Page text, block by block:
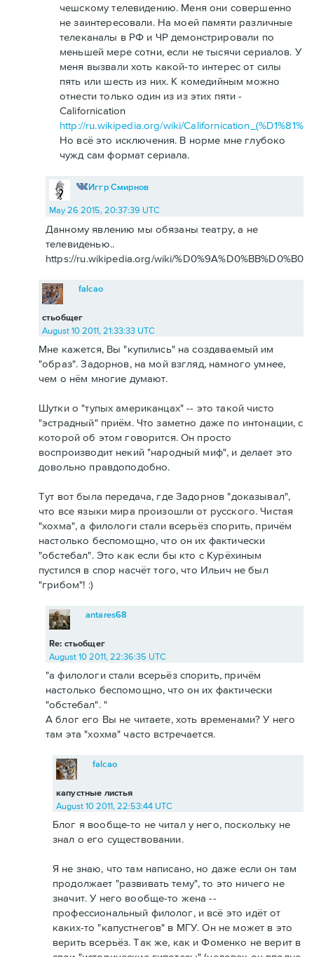
чешскому телевидению. Меня они совершенно
не заинтересовали. На моей памяти различные
телеканалы в РФ и ЧР демонстрировали по
меньшей мере сотни, если не тысячи сериалов. У
меня вызвали хоть какой-то интерес от силы
пять или шесть из них. К комедийным можно
отнести только один из из этих пяти -
Californication
http://ru.wikipedia.org/wiki/
Но всё это исключения. В норме мне глубоко
чужд сам формат сериала.
Иггр Смирнов
May 26 2015, 20:37:39 UTC
Данному явлению мы обязаны театру, а не
телевиденью..
https://ru.wikipedia.org/wiki/
стьобщег
falcao
August 10 2011, 21:33:33 UTC
Мне кажется, Вы "купились" на создаваемый им
"образ". Задорнов, на мой взгляд, намного умнее,
чем о нём многие думают.
Шутки о "тупых американцах" -- это такой чисто
"эстрадный" приём. Что заметно даже по интонации, с
которой об этом говорится. Он просто
воспроизводит некий "народный миф", и делает это
довольно правдоподобно.
Тут вот была передача, где Задорнов "доказывал",
что все языки мира произошли от русского. Чистая
"хохма", а филологи стали всерьёз спорить, причём
настолько беспомощно, что он их фактически
"обстебал". Это как если бы кто с Курёхиным
пустился в спор насчёт того, что Ильич не был
"грибом"! :)
Re: стьобщег
antares68
August 10 2011, 22:36:35 UTC
"а филологи стали всерьёз спорить, причём
настолько беспомощно, что он их фактически
"обстебал". "
А блог его Вы не читаете, хоть временами? У него
там эта "хохма" часто встречается.
капустные листья
falcao
August 10 2011, 22:53:44 UTC
Блог я вообще-то не читал у него, поскольку не
знал о его существовании.
Я не знаю, что там написано, но даже если он там
продолжает "развивать тему", то это ничего не
значит. У него вообще-то жена --
профессиональный филолог, и всё это идёт от
каких-то "капустнегов" в МГУ. Он не может в это
верить всерьёз. Так же, как и Фоменко не верит в